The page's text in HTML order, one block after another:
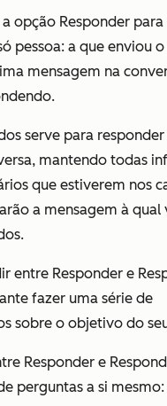
opção Responder
pessoa: a que enviou
mensagem na
serve para
mantendo todas
que estiverem nos
a mensagem à qual
entre Responder e
fazer uma série de
sobre o objetivo do
Responder e
perguntas a si mesmo: